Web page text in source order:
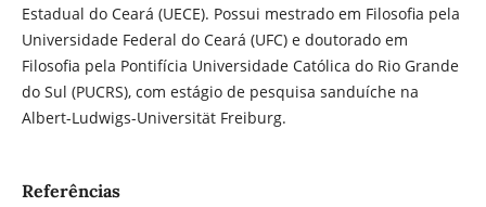
Estadual do Ceará (UECE). Possui mestrado em Filosofia pela
Universidade Federal do Ceará (UFC) e doutorado em
Filosofia pela Pontifícia Universidade Católica do Rio Grande
do Sul (PUCRS), com estágio de pesquisa sanduíche na
Albert-Ludwigs-Universität Freiburg.
Referências